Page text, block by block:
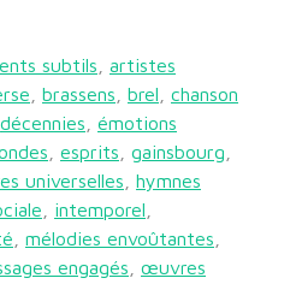
subtils
artistes
brassens brel
chanson
décennies
émotions
esprits gainsbourg
universelles
hymnes
intemporel
mélodies envoûtantes
engagés
œuvres